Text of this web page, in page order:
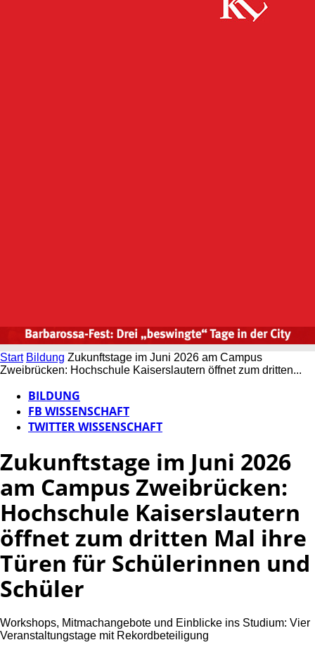
Start Bildung Zukunftstage im Juni 2026 am Campus
Zweibrücken: Hochschule Kaiserslautern öffnet zum dritten...
BILDUNG
FB WISSENSCHAFT
TWITTER WISSENSCHAFT
Zukunftstage im Juni 2026
am Campus Zweibrücken:
Hochschule Kaiserslautern
öffnet zum dritten Mal ihre
Türen für Schülerinnen und
Schüler
Workshops, Mitmachangebote und Einblicke ins Studium: Vier
Veranstaltungstage mit Rekordbeteiligung